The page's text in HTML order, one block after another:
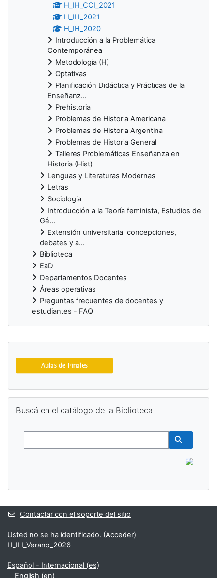
H_IH_CCI_2021
H_IH_2021
H_IH_2020
Introducción a la Problemática
Contemporánea
Metodología (H)
Optativas
Planificación Didáctica y Prácticas de la
Enseñanz...
Prehistoria
Problemas de Historia Americana
Problemas de Historia Argentina
Problemas de Historia General
Talleres Problemáticas Enseñanza en
Historia (Hist)
Lenguas y Literaturas Modernas
Letras
Sociología
Introducción a la Teoría feminista, Estudios de
Gé...
Extensión universitaria: concepciones,
debates y a...
Biblioteca
EaD
Departamentos Docentes
Áreas operativas
Preguntas frecuentes de docentes y
estudiantes - FAQ
Bloques suplementarios
Buscá en el catálogo de la Biblioteca
Buscar
Contactar con el soporte del sitio
Usted no se ha identificado. (Acceder)
H_IH_Verano_2026
Español - Internacional ‎(es)‎
English ‎(en)‎